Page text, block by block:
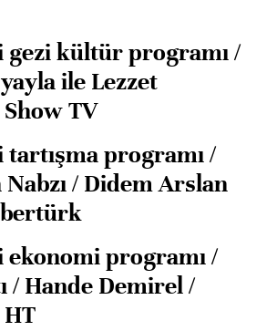
gezi kültür programı /
ile Lezzet
TV
tartışma programı /
/ Didem Arslan
ekonomi programı /
/ Hande Demirel /